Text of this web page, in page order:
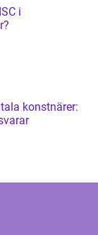
i
konstnärer: